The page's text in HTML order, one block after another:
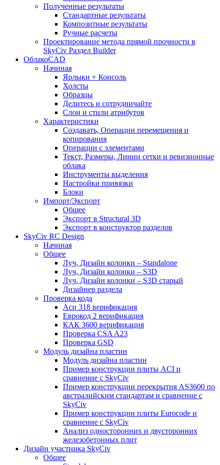
Полученные результаты
Стандартные результаты
Композитные результаты
Ручные расчеты
Проектирование метода прямой прочности в
SkyCiv Раздел Builder
ОблакоCAD
Начиная
Ярлыки + Консоль
Холсты
Образцы
Делитесь и сотрудничайте
Слои и стили атрибутов
Характеристики
Создавать, Операции перемещения и
копирования
Операции с элементами
Текст, Размеры, Линии сетки и ревизионные
облака
Инструменты выделения
Настройки привязки
Блоки
Импорт/Экспорт
Общее
Экспорт в Structural 3D
Экспорт в конструктор разделов
SkyCiv RC Design
Начиная
Общее
Луч, Дизайн колонки – Standalone
Луч, Дизайн колонки – S3D
Луч, Дизайн колонки – S3D старый
Дизайнер раздела
Проверка кода
Аси 318 верификация
Еврокод 2 верификация
КАК 3600 верификация
Проверка CSA A23
Проверка GSD
Модуль дизайна пластин
Модуль дизайна пластин
Пример конструкции плиты ACI и
сравнение с SkyCiv
Пример конструкции перекрытия AS3600 по
австралийским стандартам и сравнение с
SkyCiv
Пример конструкции плиты Eurocode и
сравнение с SkyCiv
Анализ односторонних и двусторонних
железобетонных плит
Дизайн участника SkyCiv
Общее